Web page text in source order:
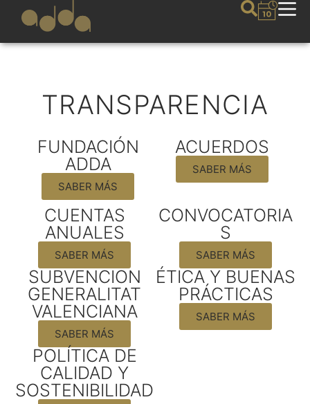
TRANSPARENCIA
FUNDACIÓN
ADDA
SABER MÁS
ACUERDOS
SABER MÁS
CUENTAS
ANUALES
SABER MÁS
CONVOCATORIA
S
SABER MÁS
SUBVENCION
GENERALITAT
VALENCIANA
SABER MÁS
ÉTICA Y BUENAS
PRÁCTICAS
SABER MÁS
POLÍTICA DE
CALIDAD Y
SOSTENIBILIDAD